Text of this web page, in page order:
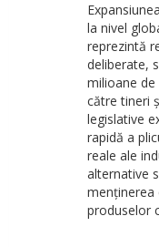
la nivel
reprezintă
deliberate,
milioane
către tineri
legislative
rapidă a
reale ale
alternative
menținerea
produselor